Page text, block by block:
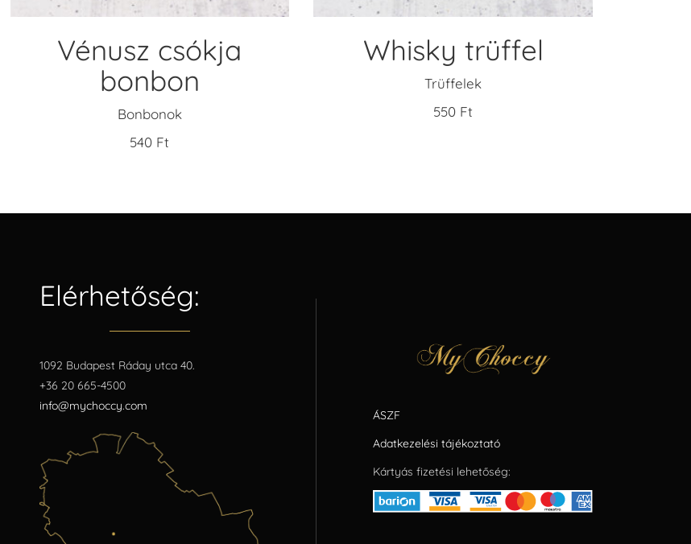
Vénusz csókja
bonbon
Bonbonok
540 Ft
Whisky trüffel
Trüffelek
550 Ft
Elérhetőség:
1092 Budapest Ráday utca 40.
+36 20 665-4500
info@mychoccy.com
ÁSZF
Adatkezelési tájékoztató
Kártyás fizetési lehetőség: